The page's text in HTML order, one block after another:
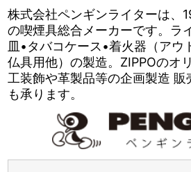
株式会社ペンギンライターは、
の喫煙具総合メーカーです。 ラ
皿•タバコケース•着火器（アウ
仏具用他）の製造。 ZIPPOのオ
工装飾や革製品等の企画製造 販
も承ります。